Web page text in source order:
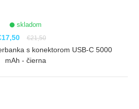
skladom
€21,50
s konektorom USB-C 5000
mAh - čierna